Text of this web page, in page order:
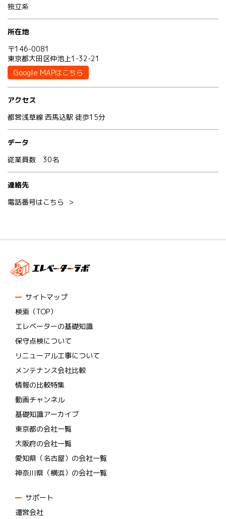
独立系
所在地
〒146-0081
東京都大田区仲池上1-32-21
Google MAPはこちら
アクセス
都営浅草線 西馬込駅 徒歩15分
データ
従業員数 30名
連絡先
電話番号はこちら
サイトマップ
検索（TOP）
エレベーターの基礎知識
保守点検について
リニューアル工事について
メンテナンス会社比較
情報の比較特集
動画チャンネル
基礎知識アーカイブ
東京都の会社一覧
大阪府の会社一覧
愛知県（名古屋）の会社一覧
神奈川県（横浜）の会社一覧
サポート
運営会社